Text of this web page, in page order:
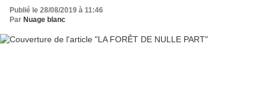
Publié le 28/08/2019 à 11:46
Par Nuage blanc